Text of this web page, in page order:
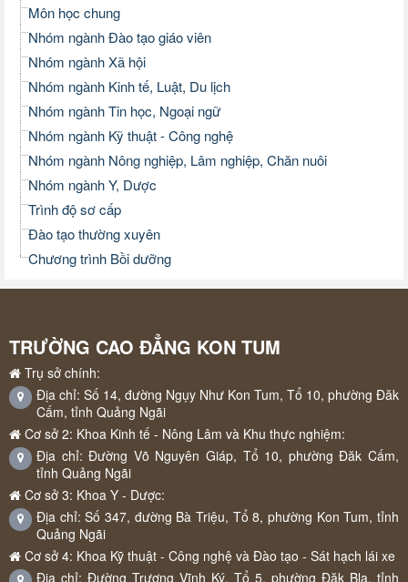
Môn học chung
Nhóm ngành Đào tạo giáo viên
Nhóm ngành Xã hội
Nhóm ngành Kinh tế, Luật, Du lịch
Nhóm ngành Tin học, Ngoại ngữ
Nhóm ngành Kỹ thuật - Công nghệ
Nhóm ngành Nông nghiệp, Lâm nghiệp, Chăn nuôi
Nhóm ngành Y, Dược
Trình độ sơ cấp
Đào tạo thường xuyên
Chương trình Bồi dưỡng
TRƯỜNG CAO ĐẲNG KON TUM
Trụ sở chính:
Địa chỉ: Số 14, đường Ngụy Như Kon Tum, Tổ 10, phường Đăk
Cấm, tỉnh Quảng Ngãi
Cơ sở 2: Khoa Kinh tế - Nông Lâm và Khu thực nghiệm:
Địa chỉ: Đường Võ Nguyên Giáp, Tổ 10, phường Đăk Cấm,
tỉnh Quảng Ngãi
Cơ sở 3: Khoa Y - Dược:
Địa chỉ: Số 347, đường Bà Triệu, Tổ 8, phường Kon Tum, tỉnh
Quảng Ngãi
Cơ sở 4: Khoa Kỹ thuật - Công nghệ và Đào tạo - Sát hạch lái xe
Địa chỉ: Đường Trương Vĩnh Ký, Tổ 5, phường Đăk Bla, tỉnh